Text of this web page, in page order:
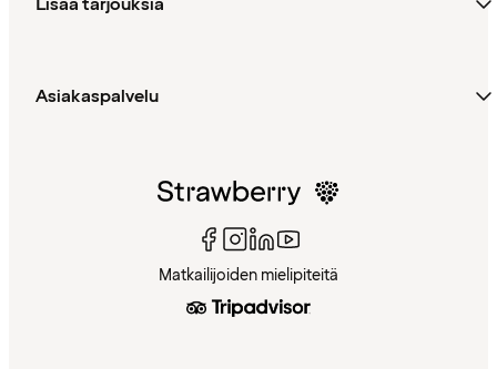
Asiakaspalvelu
Matkailijoiden mielipiteitä